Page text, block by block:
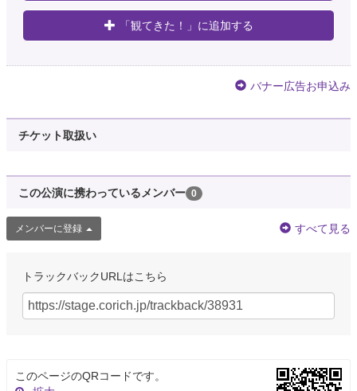
「観てきた！」に追加する
バナー広告お申込み
チケット取扱い
この公演に携わっているメンバー 0
メンバーに登録 すべて見る
トラックバックURLはこちら
このページのQRコードです。